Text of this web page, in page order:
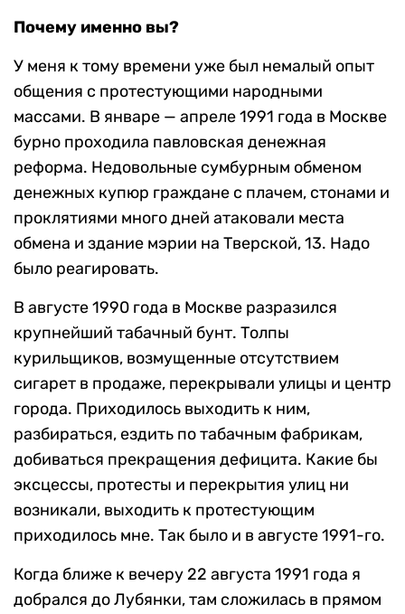
Почему именно вы?
У меня к тому времени уже был немалый опыт
общения с протестующими народными
массами. В январе — апреле 1991 года в Москве
бурно проходила павловская денежная
реформа. Недовольные сумбурным обменом
денежных купюр граждане с плачем, стонами и
проклятиями много дней атаковали места
обмена и здание мэрии на Тверской, 13. Надо
было реагировать.
В августе 1990 года в Москве разразился
крупнейший табачный бунт. Толпы
курильщиков, возмущенные отсутствием
сигарет в продаже, перекрывали улицы и центр
города. Приходилось выходить к ним,
разбираться, ездить по табачным фабрикам,
добиваться прекращения дефицита. Какие бы
эксцессы, протесты и перекрытия улиц ни
возникали, выходить к протестующим
приходилось мне. Так было и в августе 1991-го.
Когда ближе к вечеру 22 августа 1991 года я
добрался до Лубянки, там сложилась в прямом